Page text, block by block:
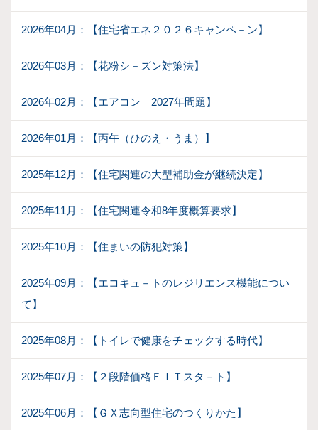
2026年04月：【住宅省エネ２０２６キャンペ－ン】
2026年03月：【花粉シ－ズン対策法】
2026年02月：【エアコン 2027年問題】
2026年01月：【丙午（ひのえ・うま）】
2025年12月：【住宅関連の大型補助金が継続決定】
2025年11月：【住宅関連令和8年度概算要求】
2025年10月：【住まいの防犯対策】
2025年09月：【エコキュ－トのレジリエンス機能につい
て】
2025年08月：【トイレで健康をチェックする時代】
2025年07月：【２段階価格ＦＩＴスタ－ト】
2025年06月：【ＧＸ志向型住宅のつくりかた】